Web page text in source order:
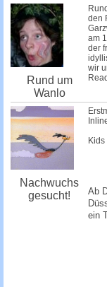
Rund um
Wanlo
den
am
der
wir
Nachwuchs
gesucht!
Ab
ein